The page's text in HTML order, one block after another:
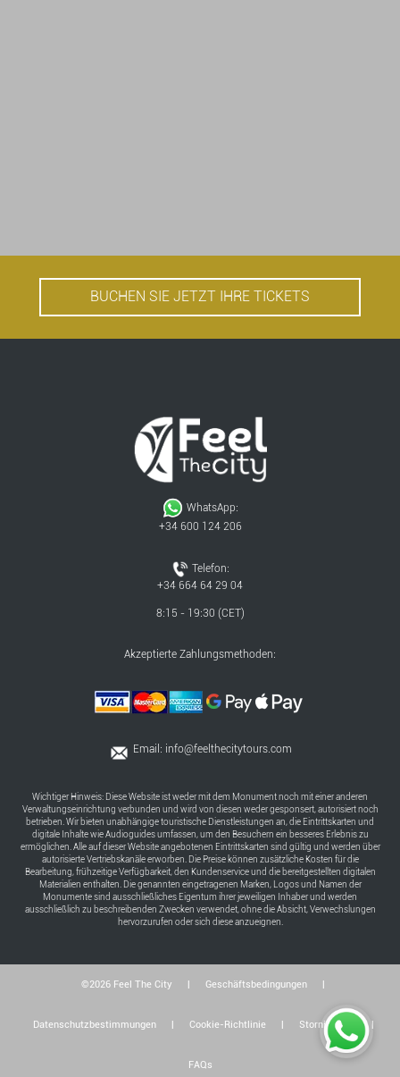
BUCHEN SIE JETZT IHRE TICKETS
WhatsApp:
+34 600 124 206
Telefon:
+34 664 64 29 04
8:15 - 19:30 (CET)
Akzeptierte Zahlungsmethoden:
Email: info@feelthecitytours.com
Wichtiger Hinweis: Diese Website ist weder mit dem Monument noch mit einer anderen
Verwaltungseinrichtung verbunden und wird von diesen weder gesponsert, autorisiert noch
betrieben. Wir bieten unabhängige touristische Dienstleistungen an, die Eintrittskarten und
digitale Inhalte wie Audioguides umfassen, um den Besuchern ein besseres Erlebnis zu
ermöglichen. Alle auf dieser Website angebotenen Eintrittskarten sind gültig und werden über
autorisierte Vertriebskanäle erworben. Die Preise können zusätzliche Kosten für die
Bearbeitung, frühzeitige Verfügbarkeit, den Kundenservice und die bereitgestellten digitalen
Materialien enthalten. Die genannten eingetragenen Marken, Logos und Namen der
Monumente sind ausschließliches Eigentum ihrer jeweiligen Inhaber und werden
ausschließlich zu beschreibenden Zwecken verwendet, ohne die Absicht, Verwechslungen
hervorzurufen oder sich diese anzueignen.
©2026 Feel The City Geschäftsbedingungen
Datenschutzbestimmungen Cookie-Richtlinie Stornierungs
FAQs